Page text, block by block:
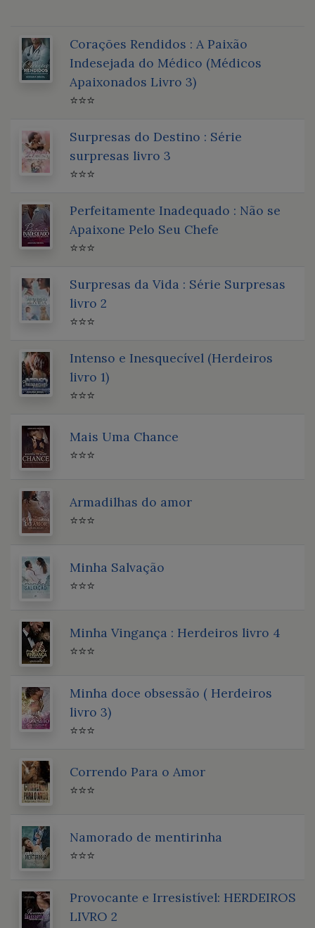
Corações Rendidos : A Paixão
Indesejada do Médico (Médicos
Apaixonados Livro 3)
⭐⭐⭐
Surpresas do Destino : Série
surpresas livro 3
⭐⭐⭐
Perfeitamente Inadequado : Não se
Apaixone Pelo Seu Chefe
⭐⭐⭐
Surpresas da Vida : Série Surpresas
livro 2
⭐⭐⭐
Intenso e Inesquecível (Herdeiros
livro 1)
⭐⭐⭐
Mais Uma Chance
⭐⭐⭐
Armadilhas do amor
⭐⭐⭐
Minha Salvação
⭐⭐⭐
Minha Vingança : Herdeiros livro 4
⭐⭐⭐
Minha doce obsessão ( Herdeiros
livro 3)
⭐⭐⭐
Correndo Para o Amor
⭐⭐⭐
Namorado de mentirinha
⭐⭐⭐
Provocante e Irresistível: HERDEIROS
LIVRO 2